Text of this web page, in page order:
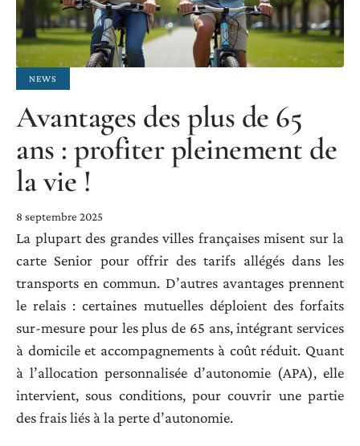
NEWS
Avantages des plus de 65
ans : profiter pleinement de
la vie !
8 septembre 2025
La plupart des grandes villes françaises misent sur la
carte Senior pour offrir des tarifs allégés dans les
transports en commun. D’autres avantages prennent
le relais : certaines mutuelles déploient des forfaits
sur-mesure pour les plus de 65 ans, intégrant services
à domicile et accompagnements à coût réduit. Quant
à l’allocation personnalisée d’autonomie (APA), elle
intervient, sous conditions, pour couvrir une partie
des frais liés à la perte d’autonomie.